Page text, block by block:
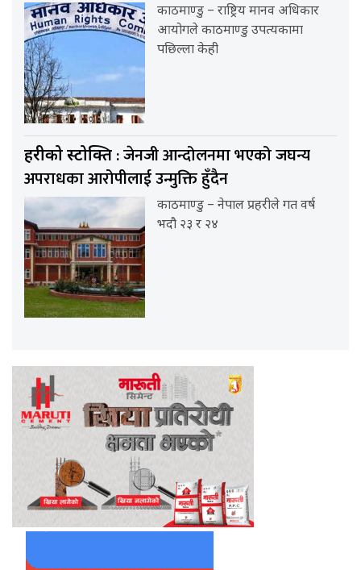
काठमाण्डु – राष्ट्रिय मानव अधिकार
आयोगले काठमाण्डु उपत्यकामा
पछिल्ला केही
प्रहरीको प्रस्टोक्ति : जेनजी आन्दोलनमा भएको जघन्य
अपराधका आरोपीलाई उन्मुक्ति हुँदैन
काठमाण्डु – नेपाल प्रहरीले गत वर्ष
भदौ २३ र २४